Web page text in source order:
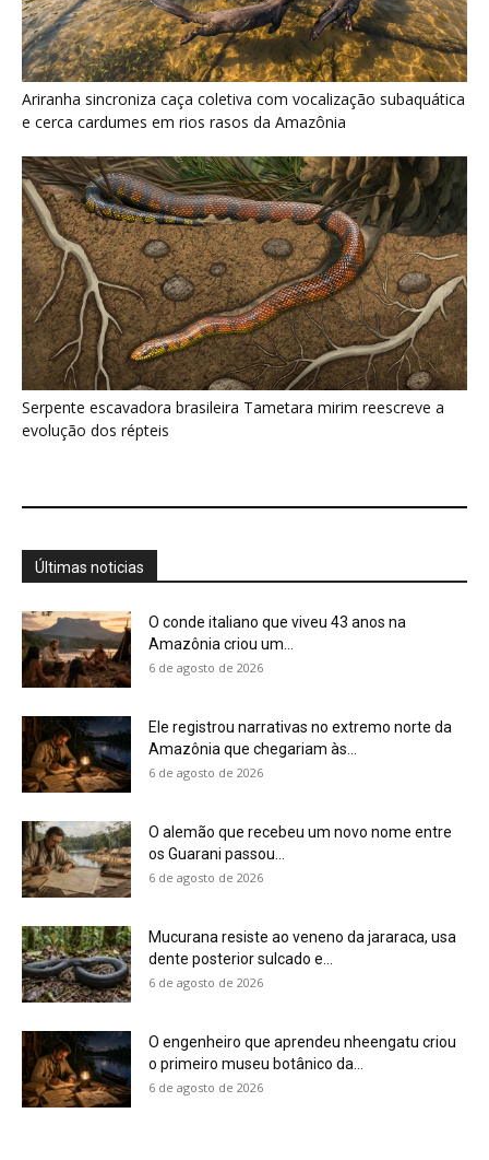
Serpente escavadora brasileira Tametara mirim reescreve a
evolução dos répteis
Últimas noticias
O conde italiano que viveu 43 anos na
Amazônia criou um...
6 de agosto de 2026
Ele registrou narrativas no extremo norte da
Amazônia que chegariam às...
6 de agosto de 2026
Mucurana resiste ao veneno da jararaca, usa
6 de agosto de 2026
6 de agosto de 2026